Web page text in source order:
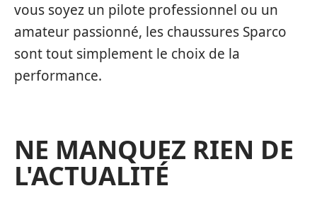
vous soyez un pilote professionnel ou un
amateur passionné, les chaussures Sparco
sont tout simplement le choix de la
performance.
NE MANQUEZ RIEN DE
L'ACTUALITÉ